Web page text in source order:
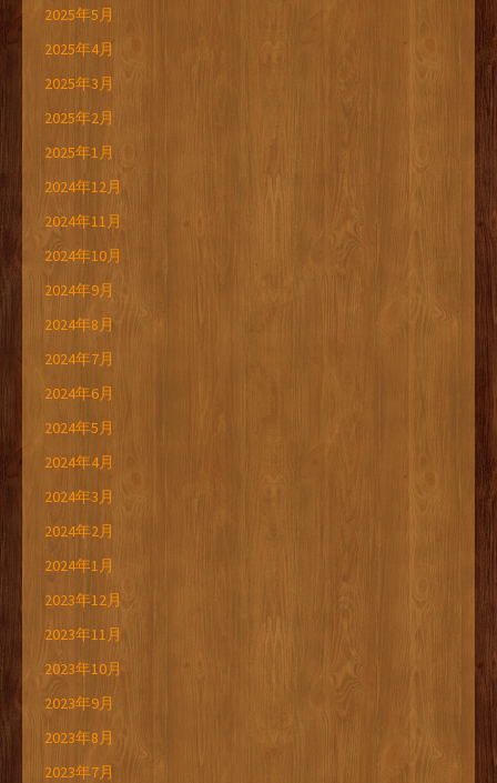
2025年5月
2025年4月
2025年3月
2025年2月
2025年1月
2024年12月
2024年11月
2024年10月
2024年9月
2024年8月
2024年7月
2024年6月
2024年5月
2024年4月
2024年3月
2024年2月
2024年1月
2023年12月
2023年11月
2023年10月
2023年9月
2023年8月
2023年7月